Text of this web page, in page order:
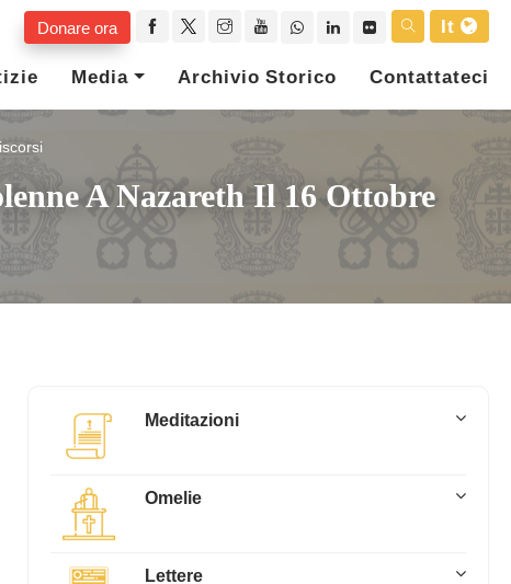
Donare ora
It
Media Archivio Storico Contattateci
A Nazareth Il 16 Ottobre
Meditazioni
Omelie
Lettere